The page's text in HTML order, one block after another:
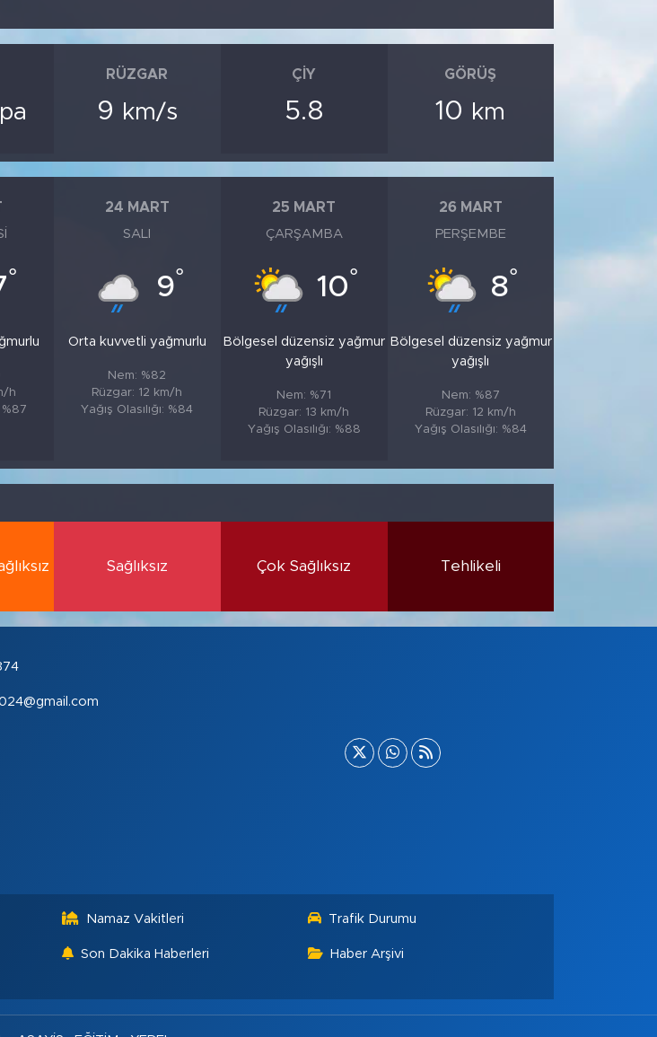
RÜZGAR
9 km/s
ÇIY
5.8
GÖRÜŞ
10 km
°
h
%87
24 MART
SALI
9°
Orta kuvvetli yağmurlu
Nem: %82
Rüzgar: 12 km/h
Yağış Olasılığı: %84
25 MART
ÇARŞAMBA
10°
Bölgesel düzensiz yağmur
yağışlı
Nem: %71
Rüzgar: 13 km/h
Yağış Olasılığı: %88
26 MART
PERŞEMBE
8°
Bölgesel düzensiz yağmur
yağışlı
Nem: %87
Rüzgar: 12 km/h
Yağış Olasılığı: %84
Sağlıksız Çok Sağlıksız Tehlikeli
Namaz Vakitleri Trafik Durumu
Son Dakika Haberleri Haber Arşivi